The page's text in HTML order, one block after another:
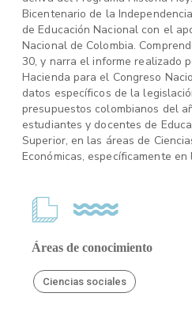
Bicentenario de la
de Educación Nacional con el
Nacional de Colombia.
30, y narra el informe realizado
Hacienda para el Congreso
datos específicos de la
presupuestos colombianos del
estudiantes y docentes de
Superior, en las áreas de
Económicas, específicamente en
Áreas de conocimiento
Ciencias sociales